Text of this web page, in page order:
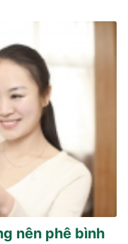
nên phê bình